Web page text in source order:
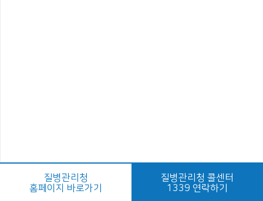
질병관리청
홈페이지 바로가기
질병관리청 콜센터
1339 연락하기